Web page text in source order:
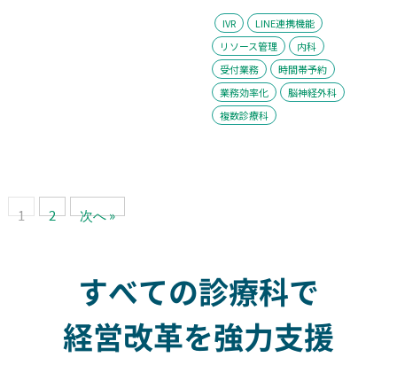
IVR
LINE連携機能
リソース管理
内科
受付業務
時間帯予約
業務効率化
脳神経外科
複数診療科
1 2 次へ »
すべての診療科で
経営改革を強力支援